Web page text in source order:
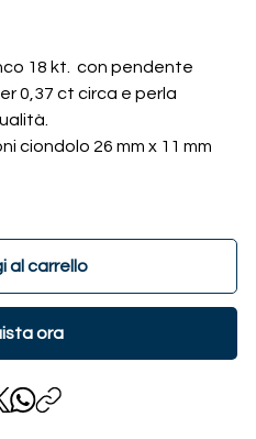
18 kt. con pendente
0,37 ct circa e perla
ciondolo 26 mm x 11 mm
al carrello
ora